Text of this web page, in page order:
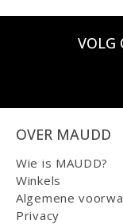
VOLG
OVER MAUDD
Wie is MAUDD?
Winkels
Algemene
Privacy